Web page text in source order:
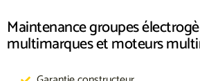
Maintenance groupes
multimarques et moteurs